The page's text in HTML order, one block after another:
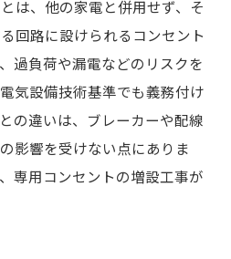
は、他の家電と併用せず、そ
回路に設けられるコンセント
過負荷や漏電などのリスクを
気設備技術基準でも義務付け
の違いは、ブレーカーや配線
影響を受けない点にありま
専用コンセントの増設工事が